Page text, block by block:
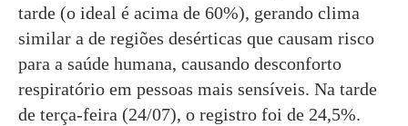
tarde (o ideal é acima de 60%), gerando clima
similar a de regiões desérticas que causam risco
para a saúde humana, causando desconforto
respiratório em pessoas mais sensíveis. Na tarde
de terça-feira (24/07), o registro foi de 24,5%.